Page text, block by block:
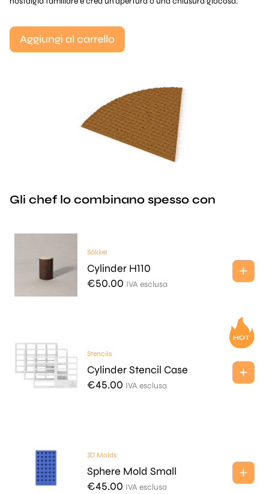
Aggiungi al carrello
Gli chef lo combinano spesso con
Sōkkel
Cylinder H110
€50.00 IVA esclusa
Stencils
Cylinder Stencil Case
€45.00 IVA esclusa
3D Molds
Sphere Mold Small
€45.00 IVA esclusa